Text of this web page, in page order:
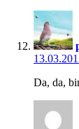
Da, da,